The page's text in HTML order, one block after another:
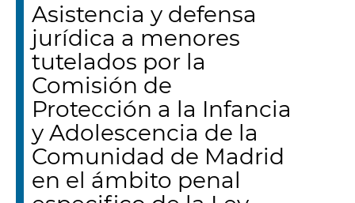
Asistencia y defensa
jurídica a menores
tutelados por la
Comisión de
Protección a la Infancia
y Adolescencia de la
Comunidad de Madrid
en el ámbito penal